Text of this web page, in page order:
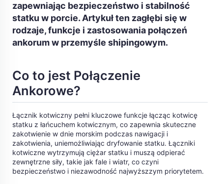
zapewniając bezpieczeństwo i stabilność
statku w porcie. Artykuł ten zagłębi się w
rodzaje, funkcje i zastosowania połączeń
ankorum w przemyśle shipingowym.
Co to jest Połączenie
Ankorowe?
Łącznik kotwiczny pełni kluczowe funkcje łącząc kotwicę
statku z łańcuchem kotwicznym, co zapewnia skuteczne
zakotwienie w dnie morskim podczas nawigacji i
zakotwienia, uniemożliwiając dryfowanie statku. Łączniki
kotwiczne wytrzymują ciężar statku i muszą odpierać
zewnętrzne siły, takie jak fale i wiatr, co czyni
bezpieczeństwo i niezawodność najwyższzym priorytetem.